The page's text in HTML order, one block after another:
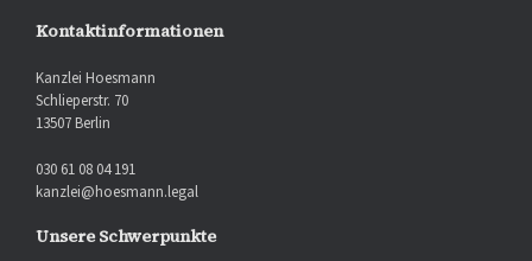
Kontaktinformationen
Kanzlei Hoesmann
Schlieperstr. 70
13507 Berlin
030 61 08 04 191
kanzlei@hoesmann.legal
Unsere Schwerpunkte